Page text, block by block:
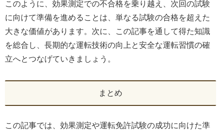
このように、効果測定での不合格を乗り越え、次回の試験
に向けて準備を進めることは、単なる試験の合格を超えた
大きな価値があります。次に、この記事を通して得た知識
を総合し、長期的な運転技術の向上と安全な運転習慣の確
立へとつなげていきましょう。
まとめ
この記事では、効果測定や運転免許試験の成功に向けた準